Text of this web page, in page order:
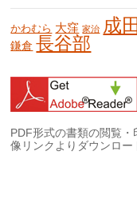
かわむら 大窪 家治 成田
鎌倉 長谷部
PDF形式の書類の閲覧
像リンクよりダウンロー